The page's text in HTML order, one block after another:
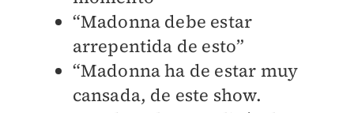
“Madonna debe estar
arrepentida de esto”
“Madonna ha de estar muy
cansada, de este show.